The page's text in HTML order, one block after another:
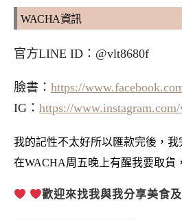
WACHA資訊
官方LINE ID：@vlt8680f
臉書： https://
IG： https://
我的記性不太好所以匯款完後，我
在WACHA周五晚上有醒我要取貨
歡迎來找我與我分享美食